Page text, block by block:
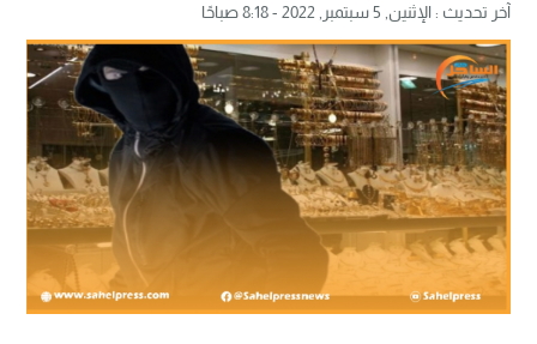
آخر تحديث :الإثنين, 5 سبتمبر, 2022 - 8:18 صباحًا